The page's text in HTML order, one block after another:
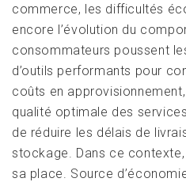
commerce, les difficultés
encore l’évolution du
consommateurs poussent
d’outils performants pour
coûts en
qualité optimale des
de réduire les délais de
stockage. Dans ce
sa place. Source